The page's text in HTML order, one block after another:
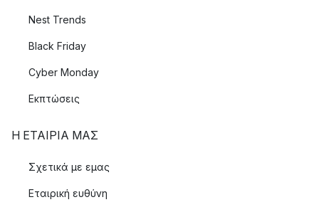
Nest Trends
Black Friday
Cyber Monday
Εκπτώσεις
Η ΕΤΑΊΡΙΑ ΜΑΣ
Σχετικά με εμας
Εταιρική ευθύνη